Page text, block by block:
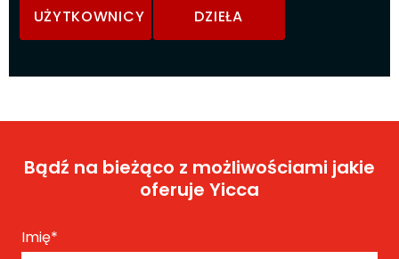
UŻYTKOWNICY DZIEŁA
Bądź na bieżąco z możliwościami jakie
oferuje Yicca
Imię*